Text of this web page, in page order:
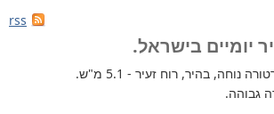
rss
יומיים בישראל.
נוחה, בהיר, רוח זעיר - 5.1 מ"ש.
גבוהה.